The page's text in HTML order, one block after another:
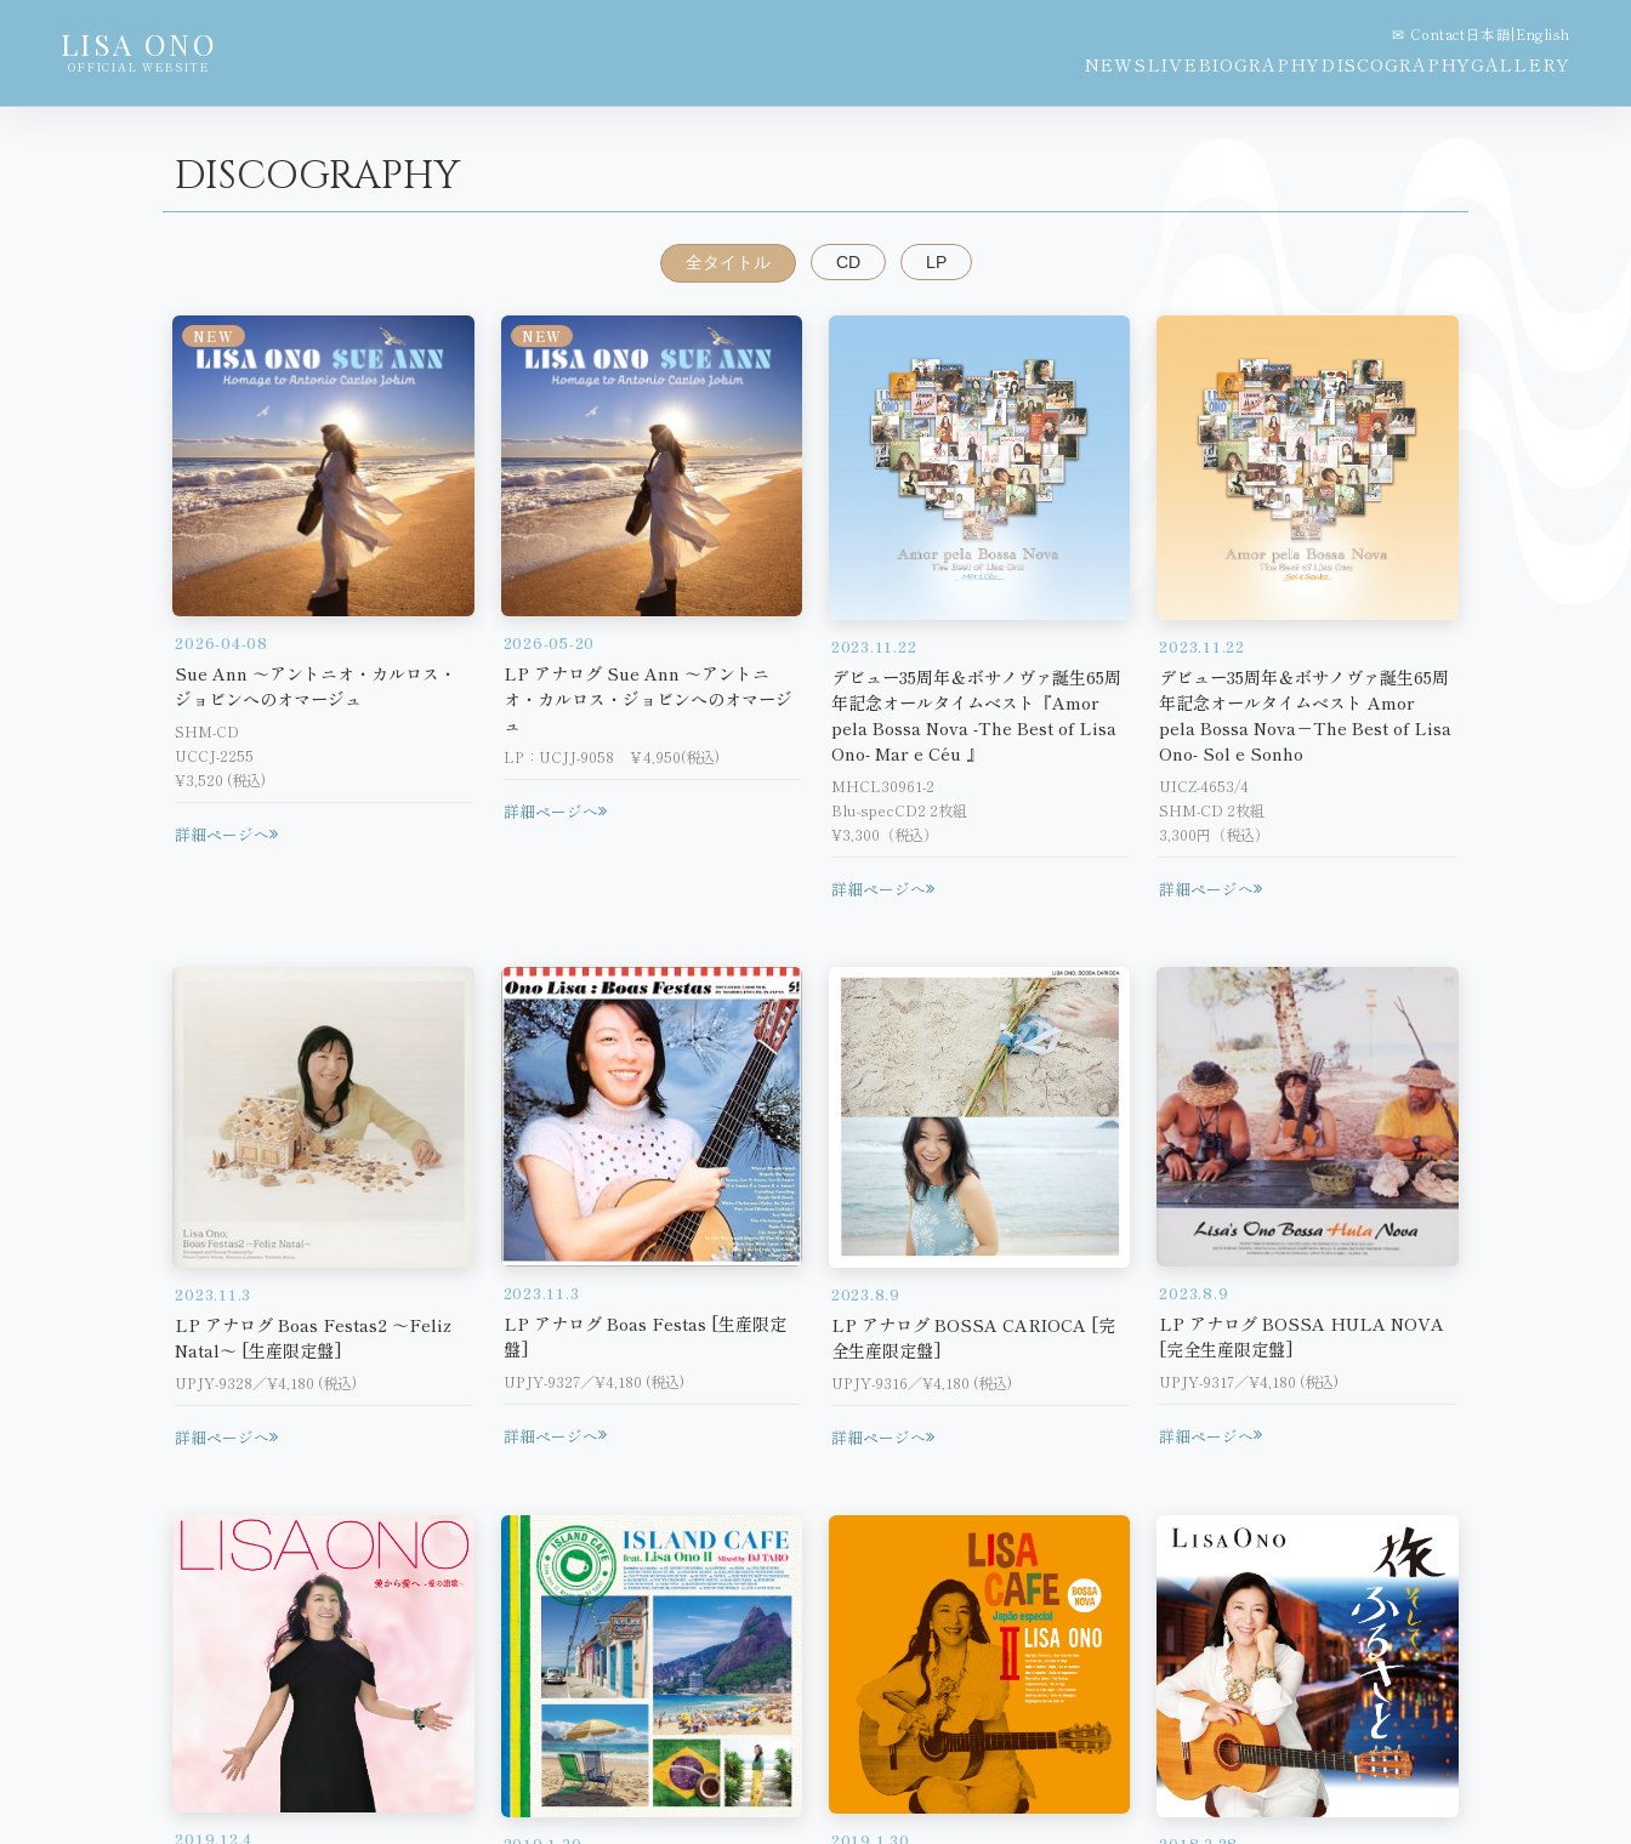
LISA ONO
OFFICIAL WEBSITE
✉ Contact日本語|English
NEWSLIVEBIOGRAPHYDISCOGRAPHYGALLERY
DISCOGRAPHY
全タイトル CD LP
NEW
2026-04-08
Sue Ann ～アントニオ・カルロス・
ジョビンへのオマージュ
SHM-CD
UCCJ-2255
¥3,520 (税込)
詳細ページへ
NEW
2026-05-20
LP アナログ Sue Ann ～アントニ
オ・カルロス・ジョビンへのオマージ
ュ
LP：UCJJ-9058 ￥4,950(税込)
詳細ページへ
2023.11.22
デビュー35周年＆ボサノヴァ誕生65周
年記念オールタイムベスト『Amor
pela Bossa Nova -The Best of Lisa
Ono- Mar e Céu 』
MHCL30961-2
Blu-specCD2 2枚組
¥3,300（税込）
詳細ページへ
2023.11.22
デビュー35周年＆ボサノヴァ誕生65周
年記念オールタイムベスト Amor
pela Bossa Nova－The Best of Lisa
Ono- Sol e Sonho
UICZ-4653/4
SHM-CD 2枚組
3,300円（税込）
詳細ページへ
2023.11.3
LP アナログ Boas Festas2 ～Feliz
Natal～ [生産限定盤]
UPJY-9328／¥4,180 (税込)
詳細ページへ
2023.11.3
LP アナログ Boas Festas [生産限定
盤]
UPJY-9327／¥4,180 (税込)
詳細ページへ
2023.8.9
LP アナログ BOSSA CARIOCA [完
全生産限定盤]
UPJY-9316／¥4,180 (税込)
詳細ページへ
2023.8.9
LP アナログ BOSSA HULA NOVA
[完全生産限定盤]
UPJY-9317／¥4,180 (税込)
詳細ページへ
2019.12.4